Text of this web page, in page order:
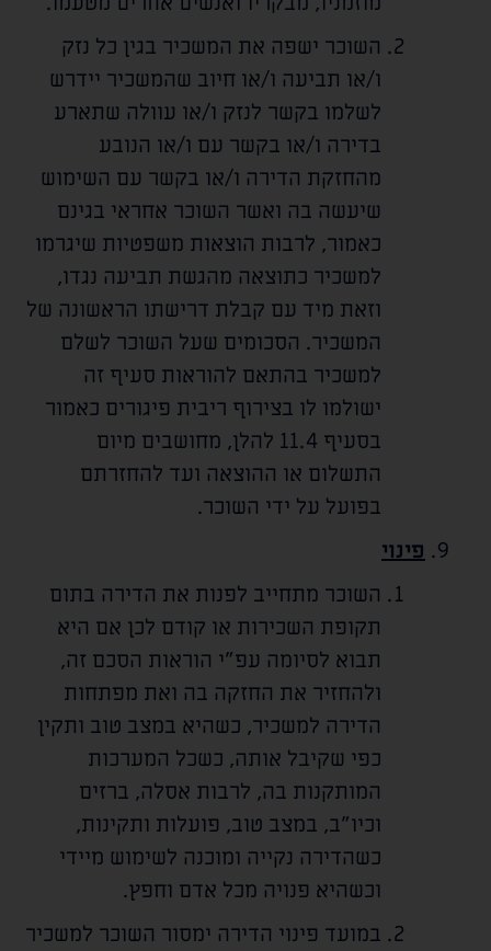
השוכר ישפה את המשכיר בגין כל נזק
ו/או תביעה ו/או חיוב שהמשכיר יידרש
לשלמו בקשר לנזק ו/או עוולה שתארע
בדירה ו/או בקשר עם ו/או הנובע
מהחזקת הדירה ו/או בקשר עם השימוש
שיעשה בה ואשר השוכר אחראי בגינם
כאמור, לרבות הוצאות משפטיות שיגרמו
למשכיר כתוצאה מהגשת תביעה נגדו,
וזאת מיד עם קבלת דרישתו הראשונה של
המשכיר. הסכומים שעל השוכר לשלם
למשכיר בהתאם להוראות סעיף זה
ישולמו לו בצירוף ריבית פיגורים כאמור
בסעיף 11.4 להלן, מחושבים מיום
התשלום או ההוצאה ועד להחזרתם
בפועל על ידי השוכר.
פינוי
השוכר מתחייב לפנות את הדירה בתום
תקופת השכירות או קודם לכן אם היא
תבוא לסיומה עפ"י הוראות הסכם זה,
ולהחזיר את החזקה בה ואת מפתחות
הדירה למשכיר, כשהיא במצב טוב ותקין
כפי שקיבל אותה, כשכל המערכות
המותקנות בה, לרבות אסלה, ברזים
וכיו"ב, במצב טוב, פועלות ותקינות,
כשהדירה נקייה ומוכנה לשימוש מיידי
וכשהיא פנויה מכל אדם וחפץ.
במועד פינוי הדירה ימסור השוכר למשכיר